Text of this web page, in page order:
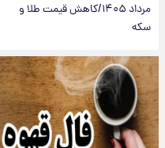
مرداد ۱۴۰۵/کاهش قیمت طلا و
سکه